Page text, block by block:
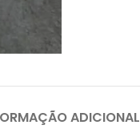
ADICIONAL